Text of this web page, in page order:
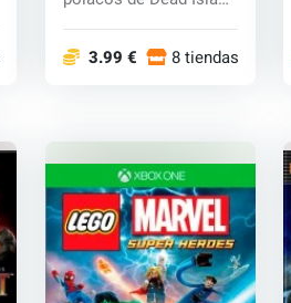
3.99 € 8 tiendas